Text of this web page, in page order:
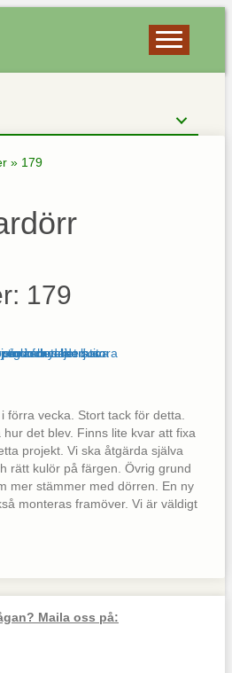
» 179
179
förra vecka. Stort tack för detta.
det blev. Finns lite kvar att fixa
projekt. Vi ska åtgärda själva
rätt kulör på färgen. Övrig grund
mer stämmer med dörren. En ny
monteras framöver. Vi är väldigt
Maila oss på: